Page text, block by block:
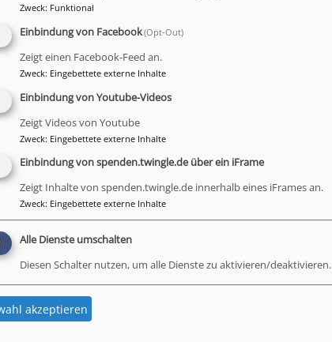
Zweck: Funktional
Einbindung von Facebook(Opt-Out)
Zeigt einen Facebook-Feed an.
Zweck: Eingebettete externe Inhalte
Einbindung von Youtube-Videos
Zeigt Videos von Youtube
Zweck: Eingebettete externe Inhalte
Einbindung von spenden.twingle.de über ein iFrame
Zeigt Inhalte von spenden.twingle.de innerhalb eines iFrames an.
Zweck: Eingebettete externe Inhalte
Alle Dienste umschalten
Diesen Schalter nutzen, um alle Dienste zu aktivieren/deaktivieren.
akzeptieren